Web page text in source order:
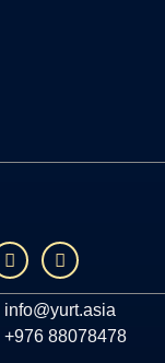
info@yurt.asia
+976 88078478